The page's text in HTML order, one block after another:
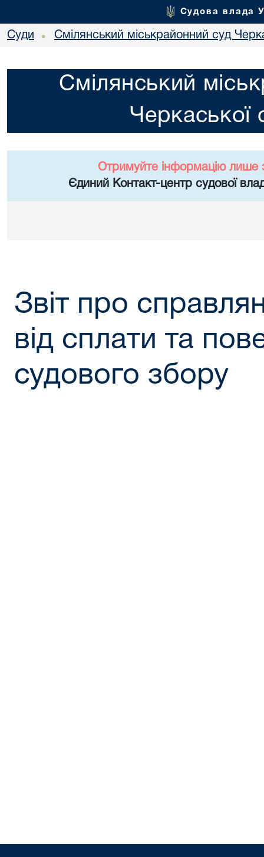
Судова влада
Суди • Смілянський міськрайонний суд
Смілянський
Черкаської
Отримуйте інформацію лише
Єдиний Контакт-центр судової
Звіт про
від сплати та
судового збору